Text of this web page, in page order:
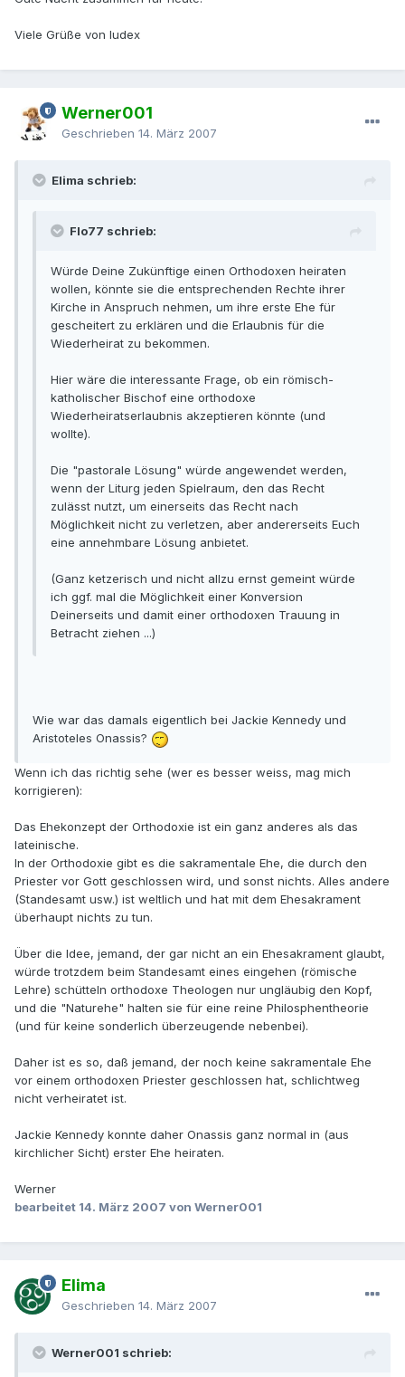
Viele Grüße von Iudex
Werner001
Geschrieben 14. März 2007
Elima schrieb:
Flo77 schrieb:
Würde Deine Zukünftige einen Orthodoxen heiraten
wollen, könnte sie die entsprechenden Rechte ihrer
Kirche in Anspruch nehmen, um ihre erste Ehe für
gescheitert zu erklären und die Erlaubnis für die
Wiederheirat zu bekommen.
Hier wäre die interessante Frage, ob ein römisch-
katholischer Bischof eine orthodoxe
Wiederheiratserlaubnis akzeptieren könnte (und
wollte).
Die "pastorale Lösung" würde angewendet werden,
wenn der Liturg jeden Spielraum, den das Recht
zulässt nutzt, um einerseits das Recht nach
Möglichkeit nicht zu verletzen, aber andererseits Euch
eine annehmbare Lösung anbietet.
(Ganz ketzerisch und nicht allzu ernst gemeint würde
ich ggf. mal die Möglichkeit einer Konversion
Deinerseits und damit einer orthodoxen Trauung in
Betracht ziehen ...)
Wie war das damals eigentlich bei Jackie Kennedy und
Aristoteles Onassis?
Wenn ich das richtig sehe (wer es besser weiss, mag mich
korrigieren):
Das Ehekonzept der Orthodoxie ist ein ganz anderes als das
lateinische.
In der Orthodoxie gibt es die sakramentale Ehe, die durch den
Priester vor Gott geschlossen wird, und sonst nichts. Alles andere
(Standesamt usw.) ist weltlich und hat mit dem Ehesakrament
überhaupt nichts zu tun.
Über die Idee, jemand, der gar nicht an ein Ehesakrament glaubt,
würde trotzdem beim Standesamt eines eingehen (römische
Lehre) schütteln orthodoxe Theologen nur ungläubig den Kopf,
und die "Naturehe" halten sie für eine reine Philosphentheorie
(und für keine sonderlich überzeugende nebenbei).
Daher ist es so, daß jemand, der noch keine sakramentale Ehe
vor einem orthodoxen Priester geschlossen hat, schlichtweg
nicht verheiratet ist.
Jackie Kennedy konnte daher Onassis ganz normal in (aus
kirchlicher Sicht) erster Ehe heiraten.
Werner
bearbeitet 14. März 2007 von Werner001
Elima
Geschrieben 14. März 2007
Werner001 schrieb: